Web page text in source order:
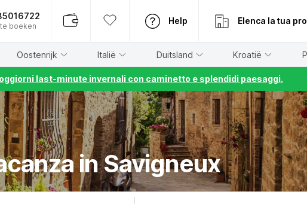
boeken
Help Elenca la tua
Oostenrijk Italië Duitsland Kroatië
last-minute invernali con caminetto e splendidi paesaggi.
in Savigneux